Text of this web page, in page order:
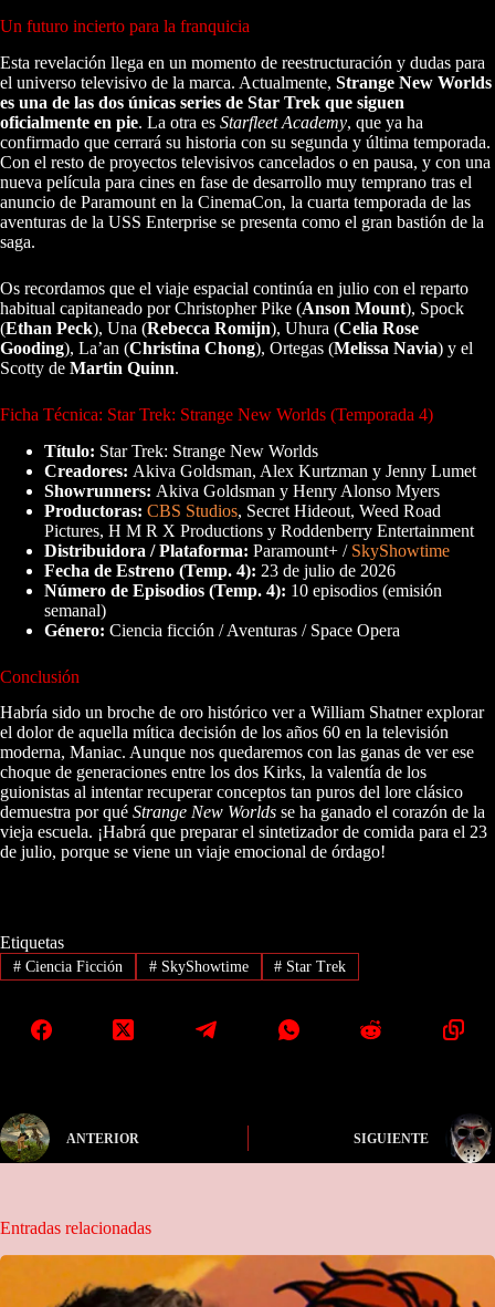
Un futuro incierto para la franquicia
Esta revelación llega en un momento de reestructuración y dudas para
el universo televisivo de la marca. Actualmente, Strange New Worlds
es una de las dos únicas series de Star Trek que siguen
oficialmente en pie. La otra es Starfleet Academy, que ya ha
confirmado que cerrará su historia con su segunda y última temporada.
Con el resto de proyectos televisivos cancelados o en pausa, y con una
nueva película para cines en fase de desarrollo muy temprano tras el
anuncio de Paramount en la CinemaCon, la cuarta temporada de las
aventuras de la USS Enterprise se presenta como el gran bastión de la
saga.
Os recordamos que el viaje espacial continúa en julio con el reparto
habitual capitaneado por Christopher Pike (Anson Mount), Spock
(Ethan Peck), Una (Rebecca Romijn), Uhura (Celia Rose
Gooding), La’an (Christina Chong), Ortegas (Melissa Navia) y el
Scotty de Martin Quinn.
Ficha Técnica: Star Trek: Strange New Worlds (Temporada 4)
Título: Star Trek: Strange New Worlds
Creadores: Akiva Goldsman, Alex Kurtzman y Jenny Lumet
Showrunners: Akiva Goldsman y Henry Alonso Myers
Productoras: CBS Studios, Secret Hideout, Weed Road
Pictures, H M R X Productions y Roddenberry Entertainment
Distribuidora / Plataforma: Paramount+ / SkyShowtime
Fecha de Estreno (Temp. 4): 23 de julio de 2026
Número de Episodios (Temp. 4): 10 episodios (emisión
semanal)
Género: Ciencia ficción / Aventuras / Space Opera
Conclusión
Habría sido un broche de oro histórico ver a William Shatner explorar
el dolor de aquella mítica decisión de los años 60 en la televisión
moderna, Maniac. Aunque nos quedaremos con las ganas de ver ese
choque de generaciones entre los dos Kirks, la valentía de los
guionistas al intentar recuperar conceptos tan puros del lore clásico
demuestra por qué Strange New Worlds se ha ganado el corazón de la
vieja escuela. ¡Habrá que preparar el sintetizador de comida para el 23
de julio, porque se viene un viaje emocional de órdago!
Etiquetas
#Ciencia Ficción #SkyShowtime # Star Trek
ANTERIOR SIGUIENTE
Entradas relacionadas